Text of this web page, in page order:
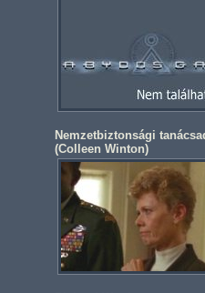
Nemzetbiztonsági
(Colleen Winton)